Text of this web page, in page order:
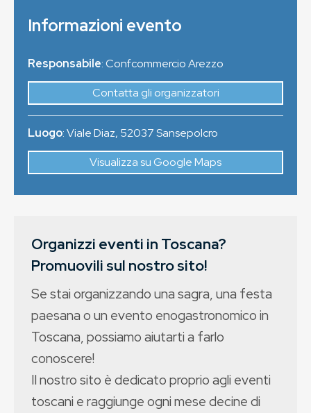
Informazioni evento
Responsabile: Confcommercio Arezzo
Contatta gli organizzatori
Luogo:Viale Diaz, 52037Sansepolcro
Visualizza su Google Maps
Organizzi eventi in Toscana?
Promuovili sul nostro sito!
Se stai organizzando una sagra, una festa
paesana o un evento enogastronomico in
Toscana, possiamo aiutarti a farlo
conoscere!
Il nostro sito è dedicato proprio agli eventi
toscani e raggiunge ogni mese decine di